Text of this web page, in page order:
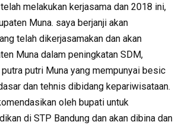
melakukan kerjasama dan 2018 ini,
Muna. saya berjanji akan
telah dikerjasamakan dan akan
Muna dalam peningkatan SDM,
putri Muna yang mempunyai besic
dan tehnis dibidang kepariwisataan.
oleh bupati untuk
di STP Bandung dan akan dibina dan